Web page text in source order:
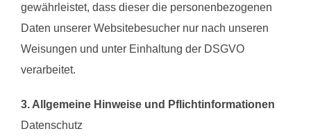
gewährleistet, dass dieser die personenbezogenen
Daten unserer Websitebesucher nur nach unseren
Weisungen und unter Einhaltung der DSGVO
verarbeitet.
3. Allgemeine Hinweise und Pflichtinformationen
Datenschutz